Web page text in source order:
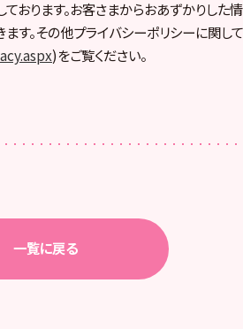
おります。お客さまからおあずかりした
す。その他プライバシーポリシーに関し
)をご覧ください。
一覧に戻る